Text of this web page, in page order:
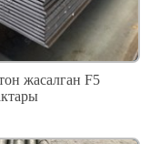
жасалган F5